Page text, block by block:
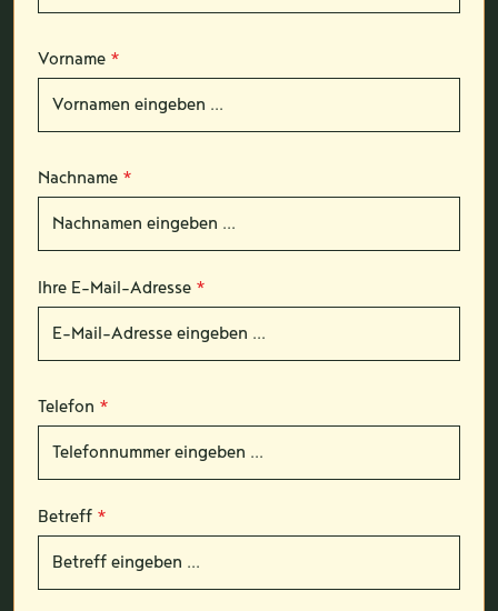
Vorname *
Nachname *
Ihre E-Mail-Adresse *
Telefon *
Betreff *